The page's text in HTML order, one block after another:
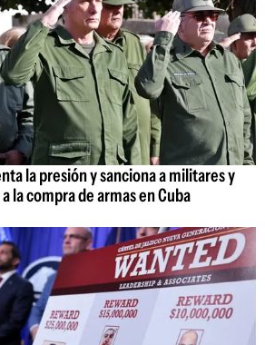
la presión y sanciona a militares y
la compra de armas en Cuba